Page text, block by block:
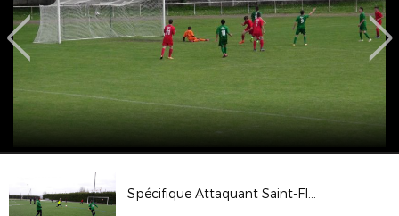
Spécifique Attaquant Saint-Flour Avril 2019